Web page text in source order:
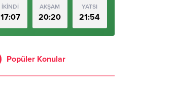
İKİNDİ
17:07
AKŞAM
20:20
YATSI
21:54
Popüler Konular